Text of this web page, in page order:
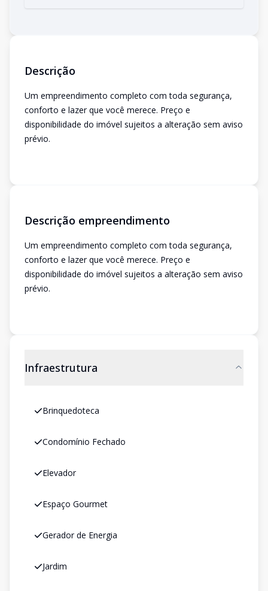
Descrição
Um empreendimento completo com toda segurança,
conforto e lazer que você merece. Preço e
disponibilidade do imóvel sujeitos a alteração sem aviso
prévio.
Descrição empreendimento
Um empreendimento completo com toda segurança,
conforto e lazer que você merece. Preço e
disponibilidade do imóvel sujeitos a alteração sem aviso
prévio.
Infraestrutura
Brinquedoteca
Condomínio Fechado
Elevador
Espaço Gourmet
Gerador de Energia
Jardim